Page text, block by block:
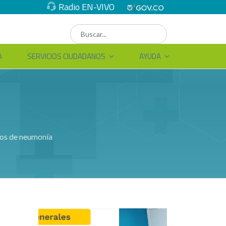
Radio EN-VIVO
SERVICIOS CIUDADANOS AYUDA
de neumonía